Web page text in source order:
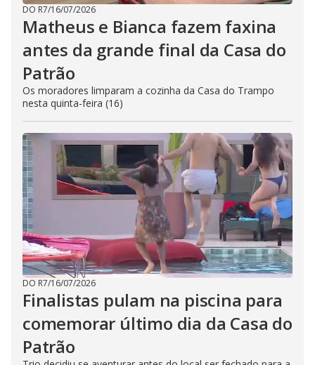
DO R7/16/07/2026
Matheus e Bianca fazem faxina
antes da grande final da Casa do
Patrão
Os moradores limparam a cozinha da Casa do Trampo
nesta quinta-feira (16)
DO R7/16/07/2026
Finalistas pulam na piscina para
comemorar último dia da Casa do
Patrão